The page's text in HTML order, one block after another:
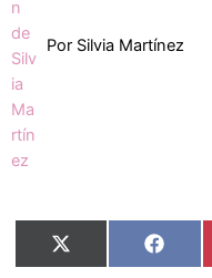
Por Silvia Martínez
Compartir
en
X
(Twitter) en